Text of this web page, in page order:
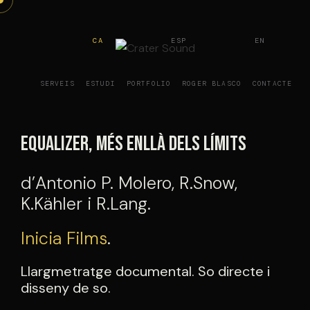
Vés
SERVEIS ESTUDI PORTFOLIO ROGER BLASCO CONTACTE
CA ESP EN
Equalizer, més enllà dels límits
d’Antonio P. Molero, R.Snow,
K.Kähler i R.Lang.
Inicia Films.
Llargmetratge documental. So directe i
disseny de so.